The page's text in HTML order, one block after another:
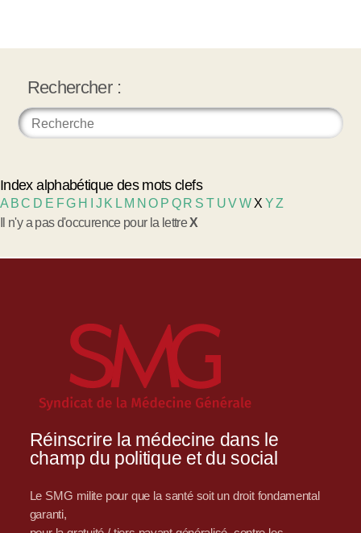
Rechercher :
Index alphabétique des mots clefs
A BC D E FG H J K L M NO P Q R S T UVW X YZ
Il n'y a pas d'occurence pour la lettreX
Réinscrire la médecine dans le
champ du politique et du social
Le SMG milite pour que la santé soit un droit fondamental
garanti,